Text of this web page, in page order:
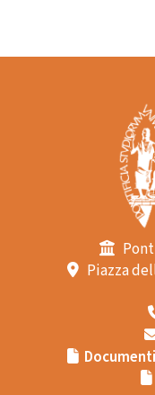
Piazza